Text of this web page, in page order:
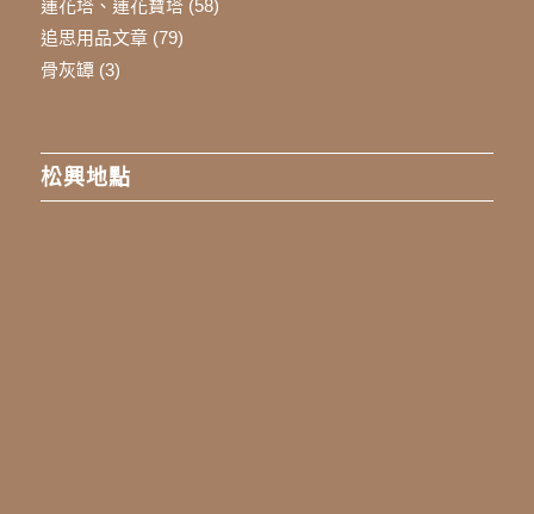
蓮花塔、蓮花寶塔(58)
追思用品文章(79)
骨灰罈(3)
松興地點